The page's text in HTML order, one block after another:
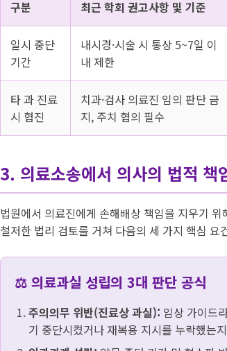
구분 최근 학회 권고사항 및 기준
일시 중단
기간
내시경·시술 시 통상 5~7일 이
내 제한
타 과 진료
시 협진
치과·검사 의료진 임의 판단 금
지, 주치 협의 필수
3. 의료소송에서 의사의 법적 책
법원에서 의료진에게 손해배상 책임을 지우기
철저한 법리 검토를 거쳐 다음의 세 가지 핵심
⚖️ 의료과실 성립의 3대 판단 공식
주의의무 위반(진료상 과실): 임상 가이드
기 중단시켰거나 재복용 지시를 누락했는